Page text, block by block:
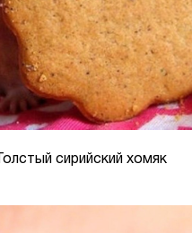
Толстый сирийский хомяк